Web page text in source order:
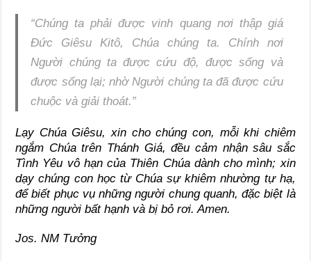
“Chúng ta phải được vinh quang nơi thập giá
Đức Giêsu Kitô, Chúa chúng ta. Chính nơi
Người chúng ta được cứu độ, được sống và
được sống lại; nhờ Người chúng ta đã được cứu
chuộc và giải thoát.”
Lạy Chúa Giêsu, xin cho chúng con, mỗi khi chiêm
ngắm Chúa trên Thánh Giá, đều cảm nhận sâu sắc
Tình Yêu vô hạn của Thiên Chúa dành cho mình; xin
dạy chúng con học từ Chúa sự khiêm nhường tự hạ,
để biết phục vụ những người chung quanh, đặc biệt là
những người bất hạnh và bị bỏ rơi. Amen.
Jos. NM Tưởng